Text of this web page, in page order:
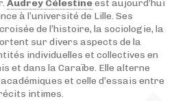
Audrey Célestineest aujourd’hui
à l’université de Lille. Ses
de l’histoire, la sociologie, la
sur divers aspects de la
individuelles et collectives en
et dans la Caraïbe. Elle alterne
et celle d’essais entre
intimes.